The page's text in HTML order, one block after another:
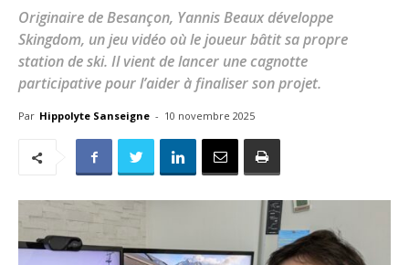
Originaire de Besançon, Yannis Beaux développe
Skingdom, un jeu vidéo où le joueur bâtit sa propre
station de ski. Il vient de lancer une cagnotte
participative pour l’aider à finaliser son projet.
Par Hippolyte Sanseigne - 10 novembre 2025